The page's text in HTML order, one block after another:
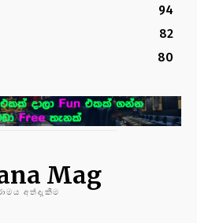
94
82
80
Mag
අත්දැකීම